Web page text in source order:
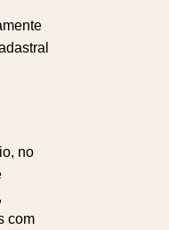
no
com